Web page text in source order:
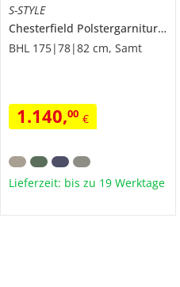
S-STYLE
Chesterfield Polstergarnitur 2+1
BHL 175|78|82 cm, Samt
1.140,00 €
Lieferzeit: bis zu 19 Werktage